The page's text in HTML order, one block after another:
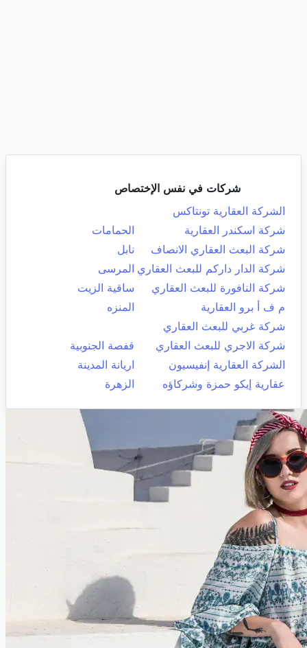
شركات في نفس الإختصاص
الشركة العقارية تونتاكس
شركة اسكندر العقارية
الحمامات
شركة البعث العقاري الانصاف
نابل
شركة الدار داركم للبعث العقاري المرسى
شركة النافورة للبعث العقاري
ساقية الزيت
م ف أ برو العقارية
المنزه
شركة غربي للبعث العقاري
شركة الاجري للبعث العقاري
قفصة الجنوبية
الشركة العقارية إنفيسيون
اريانة المدينة
عقارية إيكو حمزة وشركاؤه
الزهرة